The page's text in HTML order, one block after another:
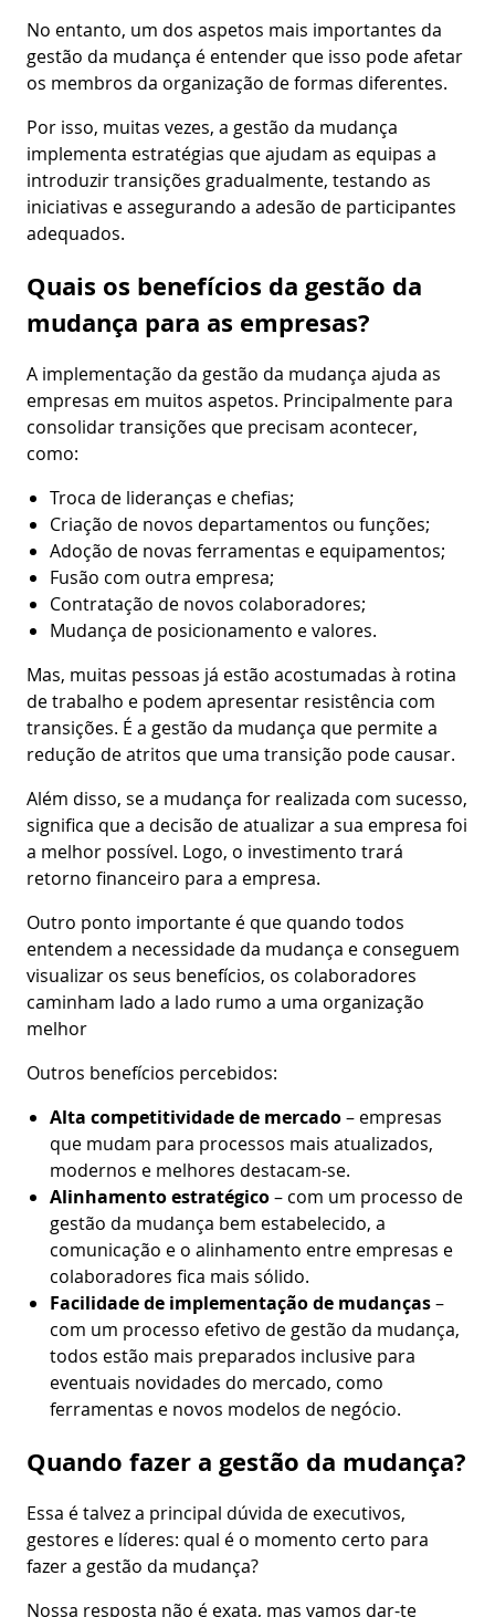
No entanto, um dos aspetos mais importantes da
gestão da mudança é entender que isso pode afetar
os membros da organização de formas diferentes.
Por isso, muitas vezes, a gestão da mudança
implementa estratégias que ajudam as equipas a
introduzir transições gradualmente, testando as
iniciativas e assegurando a adesão de participantes
adequados.
Quais os benefícios da gestão da
mudança para as empresas?
A implementação da gestão da mudança ajuda as
empresas em muitos aspetos. Principalmente para
consolidar transições que precisam acontecer,
como:
Troca de lideranças e chefias;
Criação de novos departamentos ou funções;
Adoção de novas ferramentas e equipamentos;
Fusão com outra empresa;
Contratação de novos colaboradores;
Mudança de posicionamento e valores.
Mas, muitas pessoas já estão acostumadas à rotina
de trabalho e podem apresentar resistência com
transições. É a gestão da mudança que permite a
redução de atritos que uma transição pode causar.
Além disso, se a mudança for realizada com sucesso,
significa que a decisão de atualizar a sua empresa foi
a melhor possível. Logo, o investimento trará
retorno financeiro para a empresa.
Outro ponto importante é que quando todos
entendem a necessidade da mudança e conseguem
visualizar os seus benefícios, os colaboradores
caminham lado a lado rumo a uma organização
melhor
Outros benefícios percebidos:
Alta competitividade de mercado– empresas
que mudam para processos mais atualizados,
modernos e melhores destacam-se.
Alinhamento estratégico– com um processo de
gestão da mudança bem estabelecido, a
comunicação e o alinhamento entre empresas e
colaboradores fica mais sólido.
Facilidade de implementação de mudanças–
com um processo efetivo de gestão da mudança,
todos estão mais preparados inclusive para
eventuais novidades do mercado, como
ferramentas e novos modelos de negócio.
Quando fazer a gestão da mudança?
Essa é talvez a principal dúvida de executivos,
gestores e líderes: qual é o momento certo para
fazer a gestão da mudança?
Nossa resposta não é exata, mas vamos dar-te